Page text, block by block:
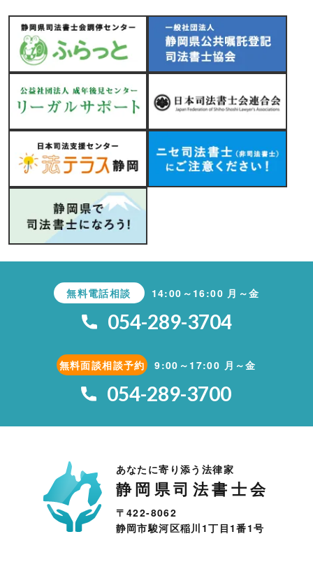
無料電話相談 14:00～16:00 月～金
054-289-3704
無料面談相談予約 9:00～17:00 月～金
054-289-3700
あなたに寄り添う法律家
静岡県司法書士会
〒422-8062
静岡市駿河区稲川1丁目1番1号